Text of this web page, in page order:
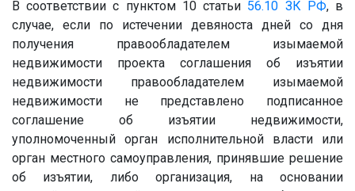
В соответствии с пунктом 10 статьи 56.10 ЗК РФ, в
случае, если по истечении девяноста дней со дня
получения правообладателем изымаемой
недвижимости проекта соглашения об изъятии
недвижимости правообладателем изымаемой
недвижимости не представлено подписанное
соглашение об изъятии недвижимости,
уполномоченный орган исполнительной власти или
орган местного самоуправления, принявшие решение
об изъятии, либо организация, на основании